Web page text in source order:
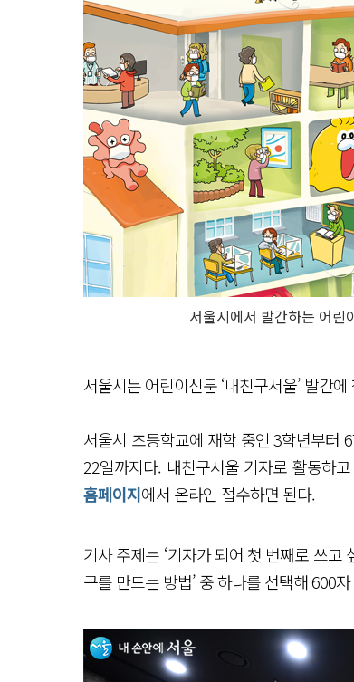
서울시에서 발간하는 어린
서울시는 어린이신문 ‘내친구서울’ 발간
서울시 초등학교에 재학 중인 3학년부터
22일까지다. 내친구서울 기자로 활동하
홈페이지에서 온라인 접수하면 된다.
기사 주제는 ‘기자가 되어 첫 번째로 쓰고
구를 만드는 방법’ 중 하나를 선택해 600